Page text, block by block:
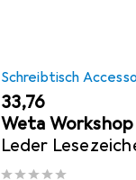
Schreibtisch
EUR
33,76
Weta Workshop
Leder
Inscription